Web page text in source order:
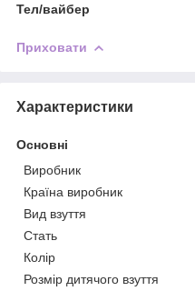
Тел/вайбер
Приховати
Характеристики
Основні
Виробник
Країна виробник
Вид взуття
Стать
Колір
Розмір дитячого взуття